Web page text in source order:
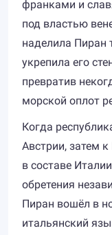
франками и
под властью
наделила Пиран
укрепила его
превратив
морской оплот
Когда
Австрии, затем
в составе
обретения
Пиран вошёл в
итальянский